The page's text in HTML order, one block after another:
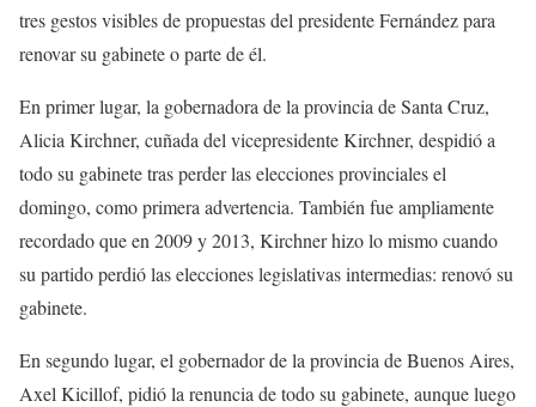
tres gestos visibles de propuestas del presidente Fernández para
renovar su gabinete o parte de él.
En primer lugar, la gobernadora de la provincia de Santa Cruz,
Alicia Kirchner, cuñada del vicepresidente Kirchner, despidió a
todo su gabinete tras perder las elecciones provinciales el
domingo, como primera advertencia. También fue ampliamente
recordado que en 2009 y 2013, Kirchner hizo lo mismo cuando
su partido perdió las elecciones legislativas intermedias: renovó su
gabinete.
En segundo lugar, el gobernador de la provincia de Buenos Aires,
Axel Kicillof, pidió la renuncia de todo su gabinete, aunque luego